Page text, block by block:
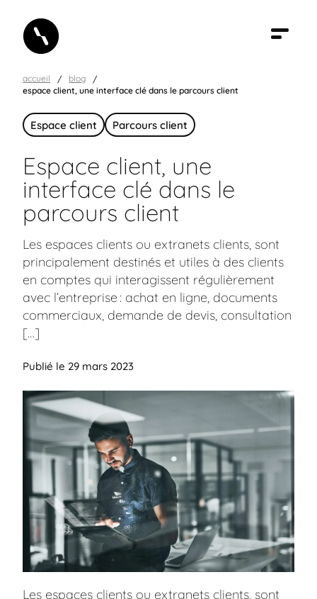
accueil
blog
espace client, une interface clé dans le parcours client
Espace client Parcours client
Espace client, une
interface clé dans le
parcours client
Les espaces clients ou extranets clients, sont
principalement destinés et utiles à des clients
en comptes qui interagissent régulièrement
avec l’entreprise : achat en ligne, documents
commerciaux, demande de devis, consultation
[…]
Publié le 29 mars 2023
Les espaces clients ou extranets clients, sont